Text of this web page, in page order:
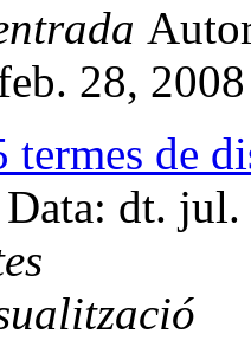
28,
termes de
Data: dt.